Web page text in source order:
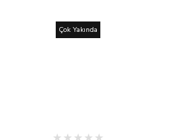
Çok Yakında